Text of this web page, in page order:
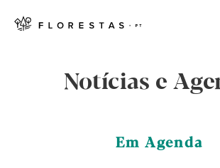
Notícias e
Em Agenda